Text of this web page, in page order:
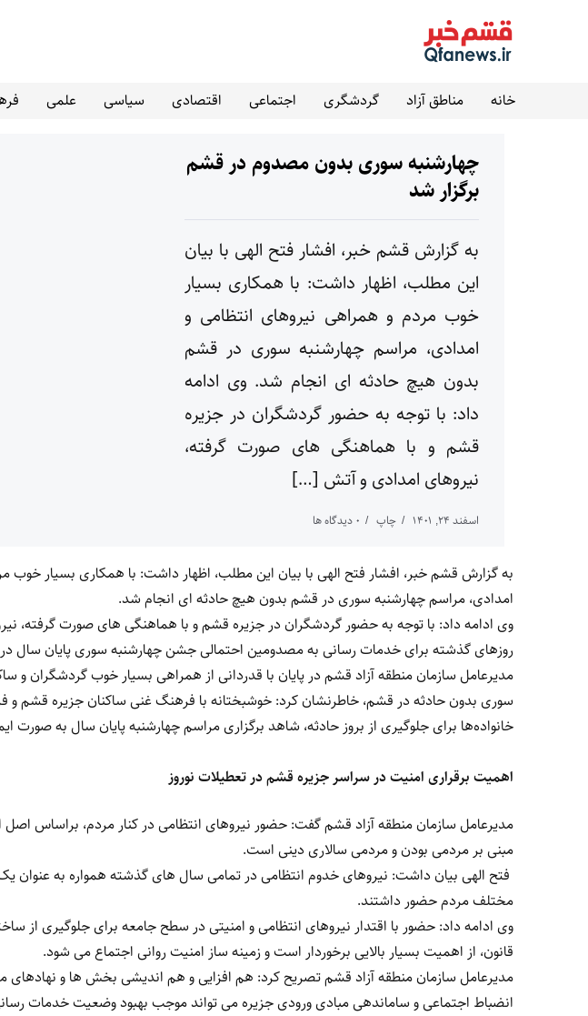
خانه مناطق آزاد گردشگری اجتماعی اقتصادی سیاسی علمی
چهارشنبه سوری بدون مصدوم در قشم
برگزار شد
به گزارش قشم خبر، افشار فتح الهی با بیان
این مطلب، اظهار داشت: با همکاری بسیار
خوب مردم و همراهی نیروهای انتظامی و
امدادی، مراسم چهارشنبه سوری در قشم
بدون هیچ حادثه ای انجام شد. وی ادامه
داد: با توجه به حضور گردشگران در جزیره
قشم و با هماهنگی های صورت گرفته،
نیروهای امدادی و آتش […]
اسفند ۲۴, ۱۴۰۱ چاپ 0 دیدگاه ها
به گزارش قشم خبر، افشار فتح الهی با بیان این مطلب، اظهار داشت: با همکاری بسیار خوب
امدادی، مراسم چهارشنبه سوری در قشم بدون هیچ حادثه ای انجام شد.
وی ادامه داد: با توجه به حضور گردشگران در جزیره قشم و با هماهنگی های صورت گرفته،
روزهای گذشته برای خدمات رسانی به مصدومین احتمالی جشن چهارشنبه سوری پایان سال در
مدیرعامل سازمان منطقه آزاد قشم در پایان با قدردانی از همراهی بسیار خوب گردشگران و
سوری بدون حادثه در قشم، خاطرنشان کرد: خوشبختانه با فرهنگ غنی ساکنان جزیره قشم
خانواده‌ها برای جلوگیری از بروز حادثه، شاهد برگزاری مراسم چهارشنبه پایان سال به صورت
اهمیت برقراری امنیت در سراسر جزیره قشم در تعطیلات نوروز
مدیرعامل سازمان منطقه آزاد قشم گفت: حضور نیروهای انتظامی در کنار مردم، براساس
مبنی بر مردمی بودن و مردمی سالاری دینی است.
فتح الهی بیان داشت: نیروهای خدوم انتظامی در تمامی سال های گذشته همواره به عنوان
مختلف مردم حضور داشتند.
وی ادامه داد: حضور با اقتدار نیروهای انتظامی و امنیتی در سطح جامعه برای جلوگیری از
قانون، از اهمیت بسیار بالایی برخوردار است و زمینه ساز امنیت روانی اجتماع می شود.
مدیرعامل سازمان منطقه آزاد قشم تصریح کرد: هم افزایی و هم اندیشی بخش ها و نهادهای
انضباط اجتماعی و ساماندهی مبادی ورودی جزیره می تواند موجب بهبود وضعیت خدمات